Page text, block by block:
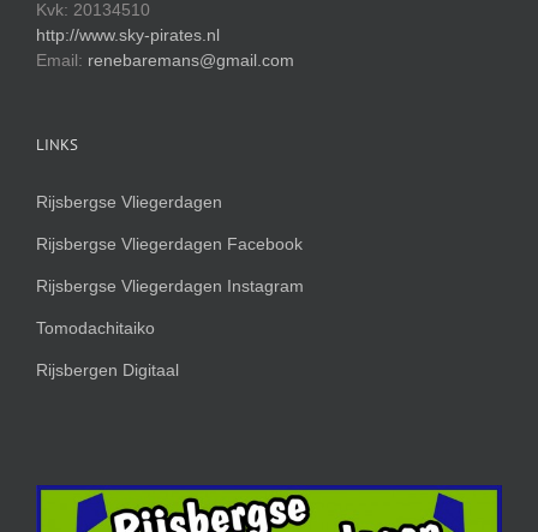
Kvk: 20134510
http://www.sky-pirates.nl
Email: renebaremans@gmail.com
LINKS
Rijsbergse Vliegerdagen
Rijsbergse Vliegerdagen Facebook
Rijsbergse Vliegerdagen Instagram
Tomodachitaiko
Rijsbergen Digitaal